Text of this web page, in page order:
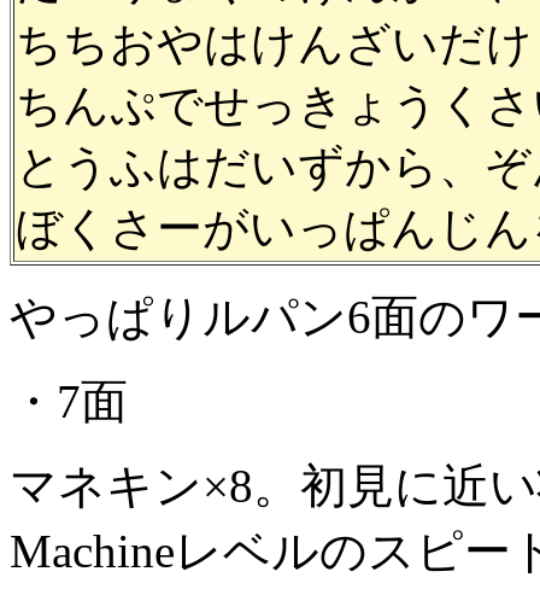
ちちおやはけんざいだ
ちんぷでせっきょうく
とうふはだいずから、
ぼくさーがいっぱんじ
やっぱりルパン6面のワ
・7面
マネキン×8。初見に近
Machineレベルのスピー